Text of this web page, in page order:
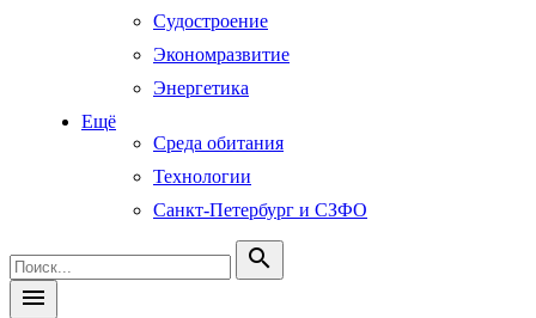
Судостроение
Экономразвитие
Энергетика
Ещё
Среда обитания
Технологии
Санкт-Петербург и СЗФО
search
menu